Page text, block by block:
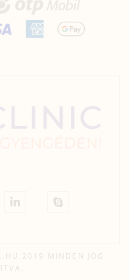
2019 MINDEN JOG